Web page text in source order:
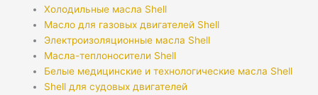
Холодильные масла Shell
Масло для газовых двигателей Shell
Электроизоляционные масла Shell
Масла-теплоносители Shell
Белые медицинские и технологические масла Shell
Shell для судовых двигателей